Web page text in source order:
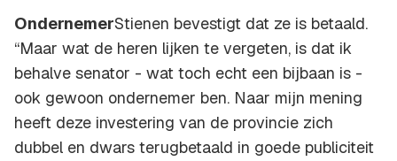
OndernemerStienen bevestigt dat ze is betaald.
“Maar wat de heren lijken te vergeten, is dat ik
behalve senator - wat toch echt een bijbaan is -
ook gewoon ondernemer ben. Naar mijn mening
heeft deze investering van de provincie zich
dubbel en dwars terugbetaald in goede publiciteit